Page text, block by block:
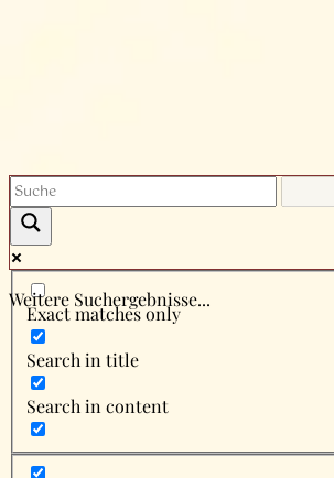
Weitere Suchergebnisse...
Exact matches only
Search in title
Search in content